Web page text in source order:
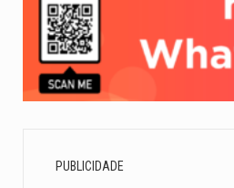
PUBLICIDADE